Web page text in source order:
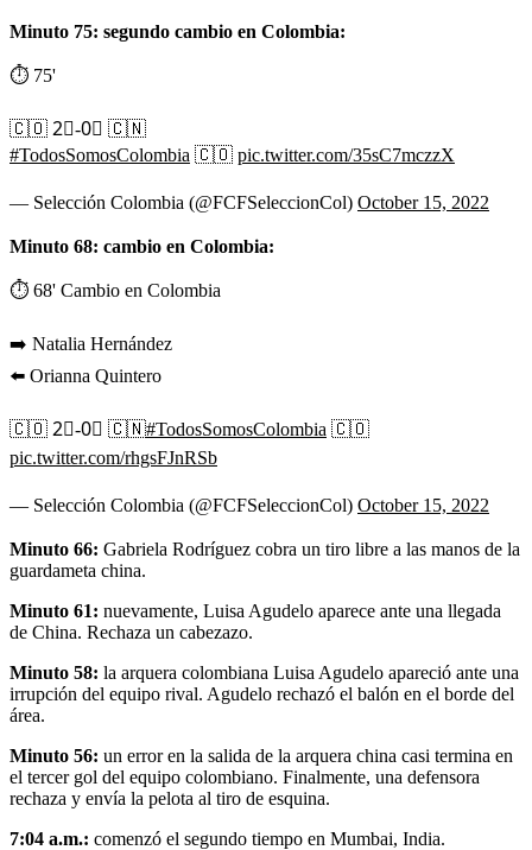
Minuto 75: segundo cambio en Colombia:
⏱️ 75'
🇨🇴 2⃣-0⃣ 🇨🇳
#TodosSomosColombia 🇨🇴 pic.twitter.com/35sC7mczzX
— Selección Colombia (@FCFSeleccionCol) October 15, 2022
Minuto 68: cambio en Colombia:
⏱ 68' Cambio en Colombia
➡️ Natalia Hernández
⬅️ Orianna Quintero
🇨🇴 2⃣-0⃣ 🇨🇳#TodosSomosColombia 🇨🇴
pic.twitter.com/rhgsFJnRSb
— Selección Colombia (@FCFSeleccionCol) October 15, 2022
Minuto 66: Gabriela Rodríguez cobra un tiro libre a las manos de la
guardameta china.
Minuto 61: nuevamente, Luisa Agudelo aparece ante una llegada
de China. Rechaza un cabezazo.
Minuto 58: la arquera colombiana Luisa Agudelo apareció ante una
irrupción del equipo rival. Agudelo rechazó el balón en el borde del
área.
Minuto 56: un error en la salida de la arquera china casi termina en
el tercer gol del equipo colombiano. Finalmente, una defensora
rechaza y envía la pelota al tiro de esquina.
7:04 a.m.: comenzó el segundo tiempo en Mumbai, India.